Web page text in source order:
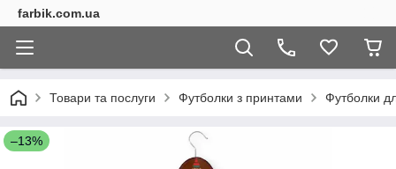
farbik.com.ua
Товари та послуги Футболки з принтами Футболки
–13%